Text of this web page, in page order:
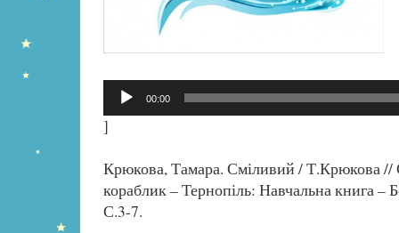
Аудіопрогравач
00:00
]
Крюкова, Тамара. Сміливий / Т.Крюкова //
кораблик – Тернопіль: Навчальна книга –
С.3-7.